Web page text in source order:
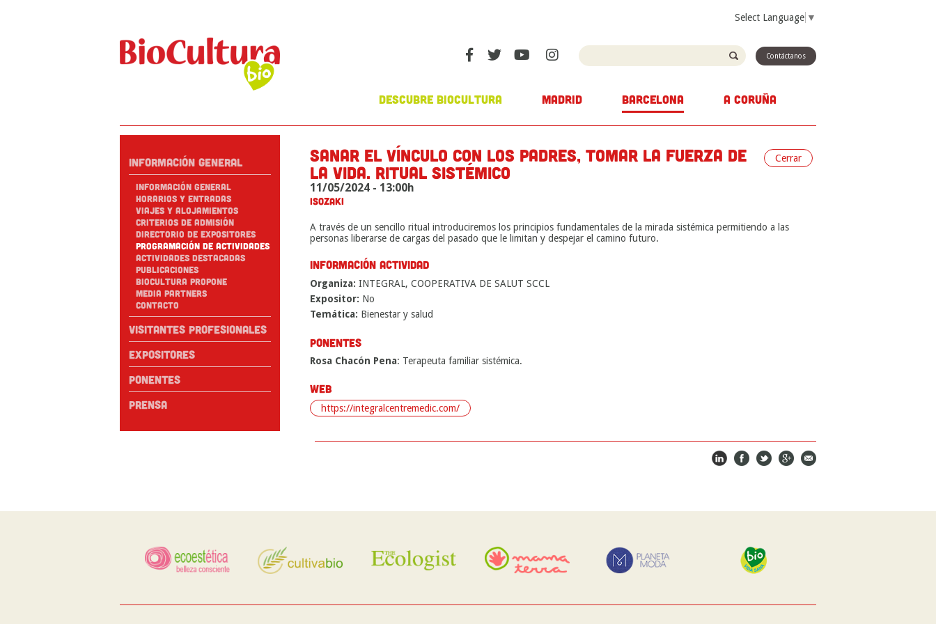
Select Language ▼
Contáctanos
DESCUBRE BIOCULTURA MADRID BARCELONA A CORUÑA
Información general
Información general
Horarios y entradas
Viajes y alojamientos
Criterios de Admisión
Directorio de expositores
Programación de actividades
Actividades destacadas
Publicaciones
Biocultura propone
Media partners
Contacto
Visitantes profesionales
Expositores
Ponentes
Prensa
Cerrar
SANAR EL VÍNCULO CON LOS PADRES, TOMAR LA FUERZA DE
LA VIDA. RITUAL SISTÉMICO
11/05/2024 - 13:00h
ISOZAKI
A través de un sencillo ritual introduciremos los principios fundamentales de la mirada sistémica permitiendo a las
personas liberarse de cargas del pasado que le limitan y despejar el camino futuro.
INFORMACIÓN ACTIVIDAD
Organiza: INTEGRAL, COOPERATIVA DE SALUT SCCL
Expositor: No
Temática: Bienestar y salud
PONENTES
Rosa Chacón Pena: Terapeuta familiar sistémica.
WEB
https://integralcentremedic.com/